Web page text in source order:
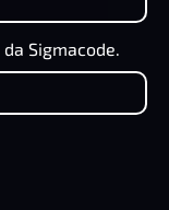
da Sigmacode.